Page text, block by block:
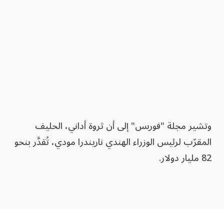
وتشير مجلة "فوربس" إلى أن ثروة أداني، الحليف
المقرّب لرئيس الوزراء الهندي ناريندرا مودي، تُقدَّر بنحو
82 مليار دولار.